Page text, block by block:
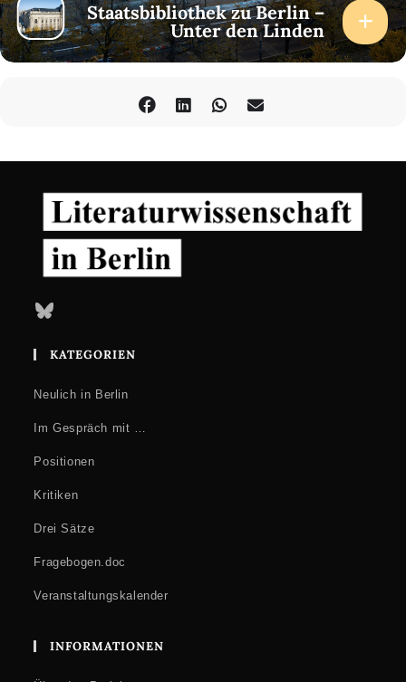
Staatsbibliothek zu Berlin –
Unter den Linden
Bluesky
KATEGORIEN
Neulich in Berlin
Im Gespräch mit …
Positionen
Kritiken
Drei Sätze
Fragebogen.doc
Veranstaltungskalender
INFORMATIONEN